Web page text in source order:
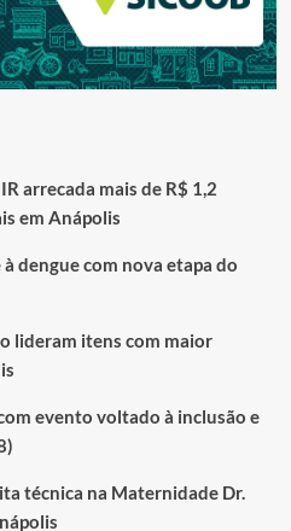
arrecada mais de R$ 1,2
em Anápolis
dengue com nova etapa do
lideram itens com maior
evento voltado à inclusão e
técnica na Maternidade Dr.